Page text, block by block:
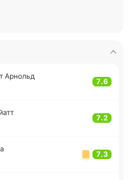
Арнольд
7.6
7.2
7.3